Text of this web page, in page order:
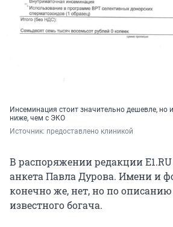
Инсеминация стоит значительно дешевле, но
ниже, чем с ЭКО
Источник: предоставлено клиникой
В распоряжении редакции
анкета Павла Дурова. Имени и
конечно же, нет, но по описанию
известного богача.